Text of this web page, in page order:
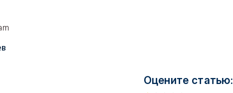
Оцените статью: